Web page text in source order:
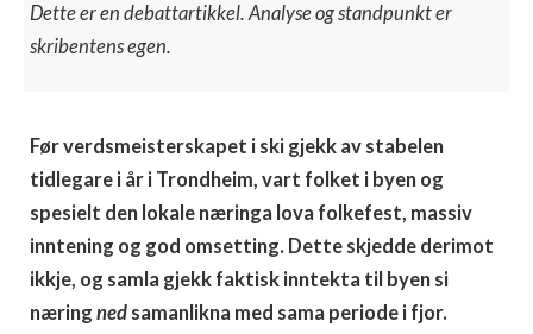
Dette er en debattartikkel. Analyse og standpunkt er
skribentens egen.
Før verdsmeisterskapet i ski gjekk av stabelen
tidlegare i år i Trondheim, vart folket i byen og
spesielt den lokale næringa lova folkefest, massiv
inntening og god omsetting. Dette skjedde derimot
ikkje, og samla gjekk faktisk inntekta til byen si
næring ned samanlikna med sama periode i fjor.